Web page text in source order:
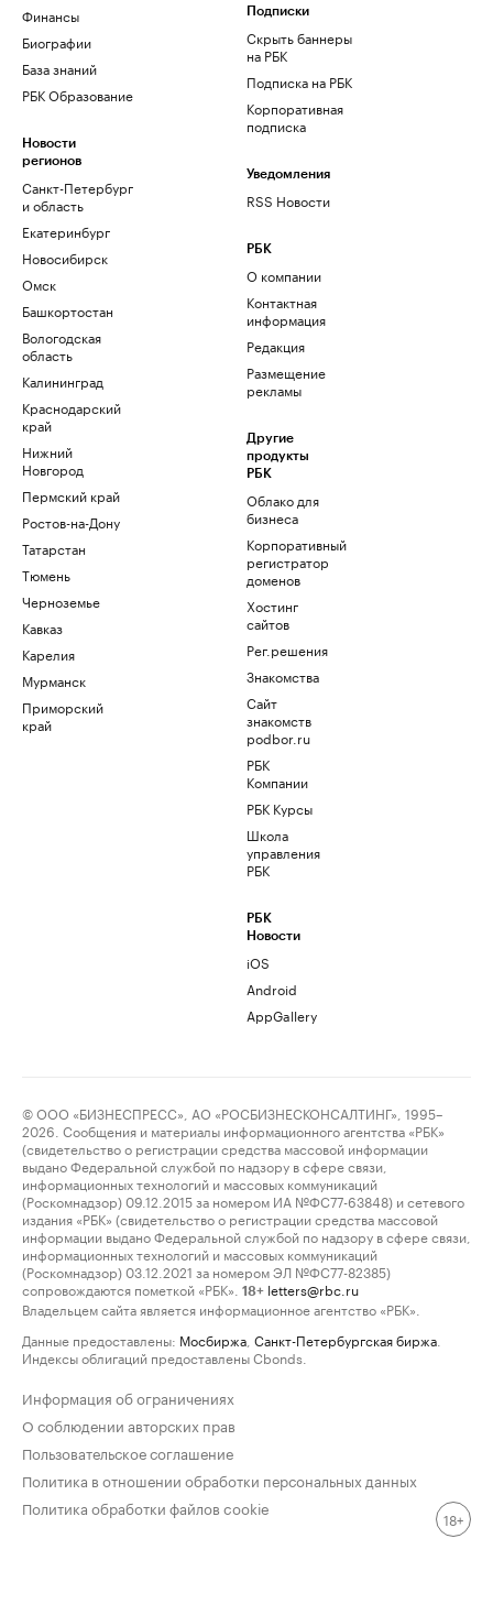
Финансы
Биографии
База знаний
РБК Образование
Новости
регионов
Санкт-Петербург
и область
Екатеринбург
Новосибирск
Омск
Башкортостан
Вологодская
область
Калининград
Краснодарский
край
Нижний
Новгород
Пермский край
Ростов-на-Дону
Татарстан
Тюмень
Черноземье
Кавказ
Карелия
Мурманск
Приморский
край
Подписки
Скрыть баннеры
на РБК
Подписка на РБК
Корпоративная
подписка
Уведомления
RSS Новости
РБК
О компании
Контактная
информация
Редакция
Размещение
рекламы
Другие
продукты
РБК
Облако для
бизнеса
Корпоративный
регистратор
доменов
Хостинг
сайтов
Рег.решения
Знакомства
Сайт
знакомств
podbor.ru
РБК
Компании
РБК Курсы
Школа
управления
РБК
РБК
Новости
iOS
Android
AppGallery
© ООО «БИЗНЕСПРЕСС», АО «РОСБИЗНЕСКОНСАЛТИНГ», 1995–
2026. Сообщения и материалы информационного агентства «РБК»
(свидетельство о регистрации средства массовой информации
выдано Федеральной службой по надзору в сфере связи,
информационных технологий и массовых коммуникаций
(Роскомнадзор) 09.12.2015 за номером ИА №ФС77-63848) и сетевого
издания «РБК» (свидетельство о регистрации средства массовой
информации выдано Федеральной службой по надзору в сфере связи,
информационных технологий и массовых коммуникаций
(Роскомнадзор) 03.12.2021 за номером ЭЛ №ФС77-82385)
сопровождаются пометкой «РБК».
18+ letters@rbc.ru
Владельцем сайта является информационное агентство «РБК».
Данные предоставлены: Мосбиржа Санкт-Петербургская биржа
Индексы облигаций предоставлены Cbonds.
Информация об ограничениях
О соблюдении авторских прав
Пользовательское соглашение
Политика в отношении обработки персональных данных
Политика обработки файлов cookie
18+